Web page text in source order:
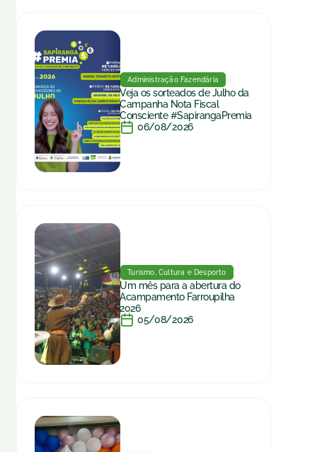
Administração Fazendária
Veja os sorteados de Julho da
Campanha Nota Fiscal
Consciente #SapirangaPremia
06/08/2026
Turismo, Cultura e Desporto
Um mês para a abertura do
Acampamento Farroupilha
2026
05/08/2026